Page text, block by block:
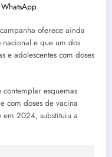
oferece ainda
nacional e que um dos
e adolescentes com doses
contemplar esquemas
com doses de vacina
em 2024, substituiu a